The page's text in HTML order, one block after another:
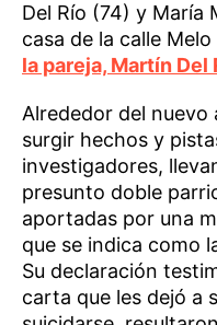
Del Río (74) y María
casa de la calle Melo
la pareja, Martín Del
Alrededor del nuevo
surgir hechos y
investigadores,
presunto doble
aportadas por una
que se indica como
Su declaración
carta que les dejó a